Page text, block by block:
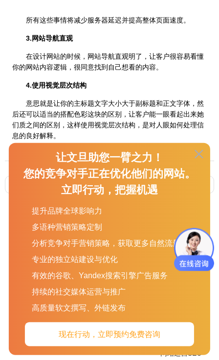
所有这些事情将减少服务器延迟并提高整体页面速度。
3.网站导航直观
在设计网站的时候，网站导航直观明了，让客户很容易看懂
你的网站内容逻辑，很同意找到自己想看的内容。
4.使用视觉层次结构
意思就是让你的主标题文字大小大于副标题和正文字体，然
后还可以适当的搭配色彩这块的区别，让客户能一眼看起出来她
们质之间的区别，这样使用视觉层次结构，是对人眼如何处理信
息的良好解释。
紧急通知！DHL、FedEx：暂停接收发往印度的货物！已接收的货物将会被退回！ 下一篇 : 外贸官网建站中自适应设计的4个注意事项
GOOGLE 广告
社交媒体营销
关于我们
加入我们
客户评价
联络我们
新闻资讯
外贸资讯
社交媒体知识
网站运营SEO
让文旦助您一臂之力！
您的竞争对手正在优化他们的网站。
立即行动，把握机遇
提升品牌全球影响力
多语种营销策略定制
分析竞争对手营销策略，获取更多自然流量
专业的独立站建设与优化
有效的谷歌、Yandex搜索引擎广告服务
持续的社交媒体运营与推广
高质量软文撰写、外链发布
现在行动，立即预约免费咨询